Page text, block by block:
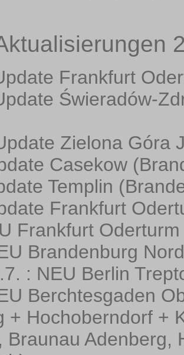
Frankfurt
Świeradów-
Zielona Góra
Casekow
Templin
Frankfurt
Frankfurt
Brandenburg Nord
: NEU Berlin
Berchtesgaden
+ Hochoberndorf +
Braunau Adenberg,